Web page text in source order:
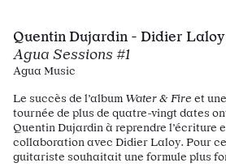
Quentin Dujardin - Didier Laloy
Agua Sessions #1
Agua Music
Le succès de l’album Water & Fire et une
tournée de plus de quatre-vingt dates
Quentin Dujardin à reprendre l’écriture
collaboration avec Didier Laloy. Pour
guitariste souhaitait une formule plus